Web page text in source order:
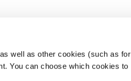
well as other cookies (such as for
You can choose which cookies to